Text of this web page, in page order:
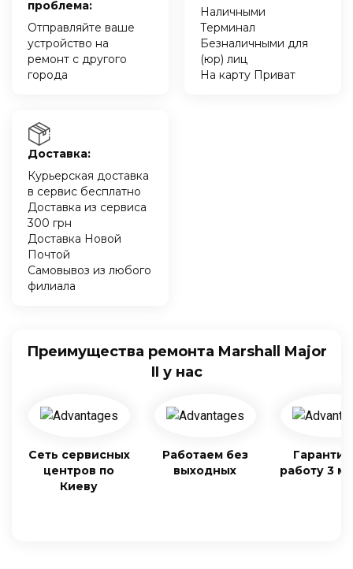
проблема:
Отправляйте ваше
устройство на
ремонт с другого
города
Наличными
Терминал
Безналичными для
(юр) лиц
На карту Приват
Доставка:
Курьерская доставка
в сервис бесплатно
Доставка из сервиса
300 грн
Доставка Новой
Почтой
Самовывоз из любого
филиала
Преимущества ремонта Marshall Major
II у нас
Сеть сервисных
центров по
Киеву
Работаем без
выходных
работу 3